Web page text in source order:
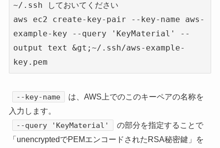
~/.ssh しておいてください
aws ec2 create-key-pair --key-name aws-
example-key --query 'KeyMaterial' --
output text &gt;~/.ssh/aws-example-
key.pem
--key-name
は、AWS上でのこのキーペアの名称を
入力します。
--query 'KeyMaterial'
の部分を指定することで
「unencryptedでPEMエンコードされたRSA秘密鍵」を